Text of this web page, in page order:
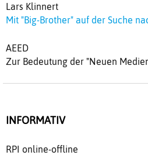
Lars Klinnert
Mit "Big-Brother" auf der Suche
AEED
Zur Bedeutung der "Neuen
INFORMATIV
RPI online-offline